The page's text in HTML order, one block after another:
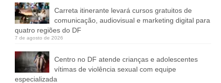
Carreta itinerante levará cursos gratuitos de
comunicação, audiovisual e marketing digital para
quatro regiões do DF
7 de agosto de 2026
Centro no DF atende crianças e adolescentes
vítimas de violência sexual com equipe
especializada